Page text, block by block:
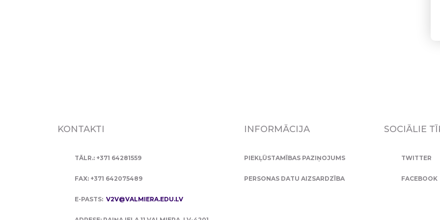
KONTAKTI
TĀLR.: +371 64281559
FAX: +371 642075489
E-PASTS: V2V@VALMIERA.EDU.LV
INFORMĀCIJA
PIEKĻŪSTAMĪBAS PAZIŅOJUMS
PERSONAS DATU AIZSARDZĪBA
SOCIĀLIE
TWITTER
FACEBOOK